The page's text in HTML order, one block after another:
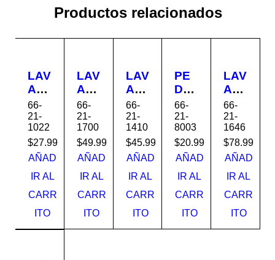
Productos relacionados
LAV
AM
AN
O
CH
ELS
EA
VE
RD
E
TE
66-
21-
1022
$27.99
AÑAD
IR AL
CARR
ITO
LAV
AM
AN
O
DE
PE
DE
STA
L
HD
4-
66-
21-
1700
$49.99
AÑAD
IR AL
CARR
ITO
LAV
AM
AN
OS
VID
RIO
S10
T12
*42
0-
145
66-
21-
1410
$45.99
AÑAD
IR AL
CARR
ITO
PE
DE
STA
L
UNI
VE
RS
AL
VISI
ON
66-
21-
8003
$20.99
AÑAD
IR AL
CARR
ITO
LAV
AM
AN
O
PE
DE
STA
L
HD
4-
HD
66-
21-
1646
$78.99
AÑAD
IR AL
CARR
ITO